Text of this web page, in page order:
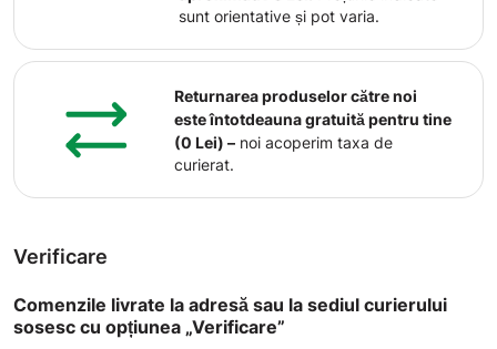
sunt orientative și pot varia.
Returnarea produselor către noi
este întotdeauna gratuită pentru tine
(0 Lei) – noi acoperim taxa de
curierat.
Verificare
Comenzile livrate la adresă sau la sediul curierului
sosesc cu opțiunea „Verificare”